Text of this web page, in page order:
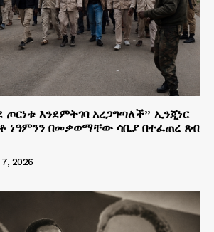
እንደምትገባ አረጋግጣለች” ኢንጂነር
ነዓምንን በመቃወማቸው ሳቢያ በተፈጠረ ጸብ
2026